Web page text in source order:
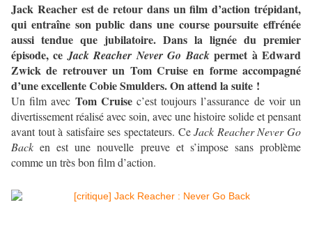
Jack Reacher est de retour dans un film d’action trépidant,
qui entraîne son public dans une course poursuite effrénée
aussi tendue que jubilatoire. Dans la lignée du premier
épisode, ceJack Reacher Never Go Backpermet à Edward
Zwick de retrouver un Tom Cruise en forme accompagné
d’une excellente Cobie Smulders. On attend la suite !
Un film avec Tom Cruisec’est toujours l’assurance de voir un
divertissement réalisé avec soin, avec une histoire solide et pensant
avant tout à satisfaire ses spectateurs. CeJack Reacher Never Go
Back en est une nouvelle preuve et s’impose sans problème
comme un très bon film d’action.